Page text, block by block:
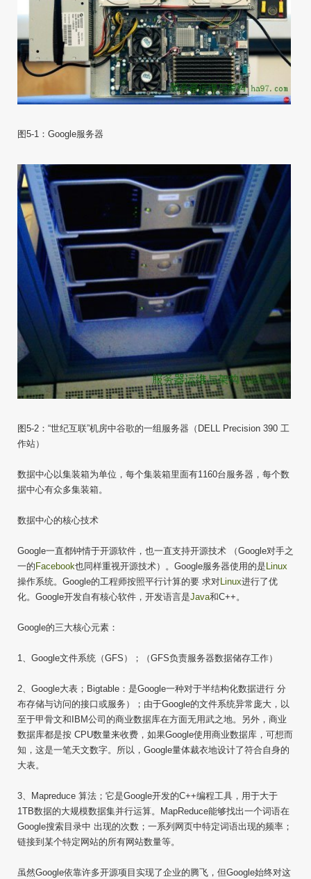
图5-1：Google服务器
图5-2：“世纪互联”机房中谷歌的一组服务器（DELL Precision 390 工
作站）
数据中心以集装箱为单位，每个集装箱里面有1160台服务器，每个数
据中心有众多集装箱。
数据中心的核心技术
Google一直都钟情于开源软件，也一直支持开源技术 （Google对手之
一的 Facebook也同样重视开源技术）。Google服务器使用的是 Linux
操作系统。Google的工程师按照平行计算的要 求对Linux进行了优
化。Google开发自有核心软件，开发语言是Java和C++。
Google的三大核心元素：
1、Google文件系统（GFS）；（GFS负责服务器数据储存工作）
2、Google大表；Bigtable：是Google一种对于半结构化数据进行 分
布存储与访问的接口或服务）；由于Google的文件系统异常庞大，以
至于甲骨文和IBM公司的商业数据库在方面无用武之地。另外，商业
数据库都是按 CPU数量来收费，如果Google使用商业数据库，可想而
知，这是一笔天文数字。所以，Google量体裁衣地设计了符合自身的
大表。
3、Mapreduce 算法；它是Google开发的C++编程工具，用于大于
1TB数据的大规模数据集并行运算。MapReduce能够找出一个词语在
Google搜索目录中 出现的次数；一系列网页中特定词语出现的频率；
链接到某个特定网站的所有网站数量等。
虽然Google依靠许多开源项目实现了企业的腾飞，但Google始终对这